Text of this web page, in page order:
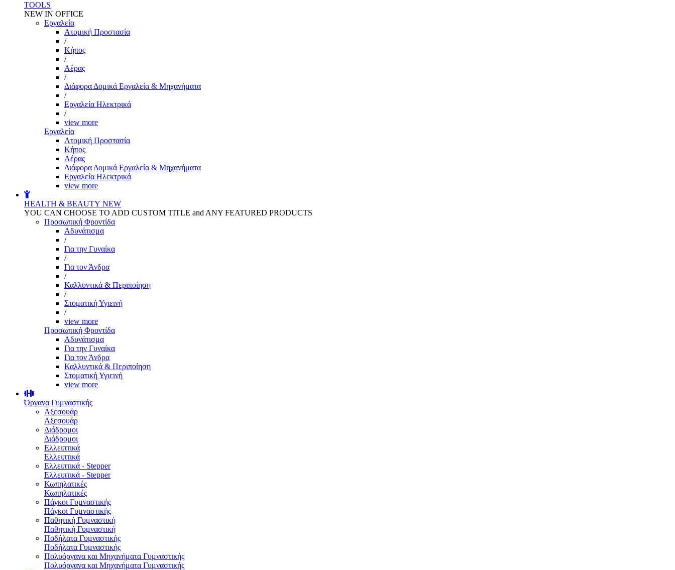
TOOLS
NEW IN OFFICE
Εργαλεία
Aτομική Προστασία
/
Kήπος
/
Αέρας
/
Διάφορα Δομικά Εργαλεία & Μηχανήματα
/
Εργαλεία Ηλεκτρικά
/
view more
Εργαλεία
Aτομική Προστασία
Kήπος
Αέρας
Διάφορα Δομικά Εργαλεία & Μηχανήματα
Εργαλεία Ηλεκτρικά
view more
HEALTH & BEAUTY NEW
YOU CAN CHOOSE TO ADD CUSTOM TITLE and ANY FEATURED PRODUCTS
Προσωπική Φροντίδα
Αδυνάτισμα
/
Για την Γυναίκα
/
Για τον Άνδρα
/
Καλλυντικά & Περιποίηση
/
Στοματική Υγιεινή
/
view more
Προσωπική Φροντίδα
Αδυνάτισμα
Για την Γυναίκα
Για τον Άνδρα
Καλλυντικά & Περιποίηση
Στοματική Υγιεινή
view more
Όργανα Γυμναστικής
Αξεσουάρ
Αξεσουάρ
Διάδρομοι
Διάδρομοι
Ελλειπτικά
Ελλειπτικά
Ελλειπτικά - Stepper
Ελλειπτικά - Stepper
Κωπηλατικές
Κωπηλατικές
Πάγκοι Γυμναστικής
Πάγκοι Γυμναστικής
Παθητική Γυμναστική
Παθητική Γυμναστική
Ποδήλατα Γυμναστικής
Ποδήλατα Γυμναστικής
Πολυόργανα και Μηχανήματα Γυμναστικής
Πολυόργανα και Μηχανήματα Γυμναστικής